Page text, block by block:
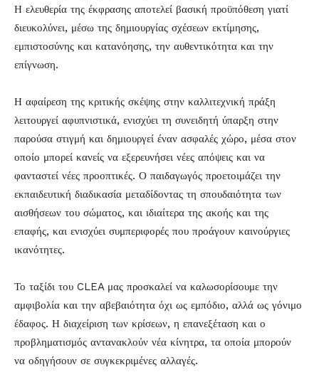
Η ελευθερία της έκφρασης αποτελεί βασική προϋπόθεση γιατί
διευκολύνει, μέσω της δημιουργίας σχέσεων εκτίμησης,
εμπιστοσύνης και κατανόησης, την αυθεντικότητα και την
επίγνωση.
Η αφαίρεση της κριτικής σκέψης στην καλλιτεχνική πράξη
λειτουργεί αφυπνιστικά, ενισχύει τη συνειδητή ύπαρξη στην
παρούσα στιγμή και δημιουργεί έναν ασφαλές χώρο, μέσα στον
οποίο μπορεί κανείς να εξερευνήσει νέες απόψεις και να
φανταστεί νέες προοπτικές. Ο παιδαγωγός προετοιμάζει την
εκπαιδευτική διαδικασία μεταδίδοντας τη σπουδαιότητα των
αισθήσεων του σώματος, και ιδιαίτερα της ακοής και της
επαφής, και ενισχύει συμπεριφορές που προάγουν καινούργιες
ικανότητες.
Το ταξίδι του CLEA μας προσκαλεί να καλωσορίσουμε την
αμφιβολία και την αβεβαιότητα όχι ως εμπόδιο, αλλά ως γόνιμο
έδαφος. Η διαχείριση των κρίσεων, η επανεξέταση και ο
προβληματισμός αντανακλούν νέα κίνητρα, τα οποία μπορούν
να οδηγήσουν σε συγκεκριμένες αλλαγές.